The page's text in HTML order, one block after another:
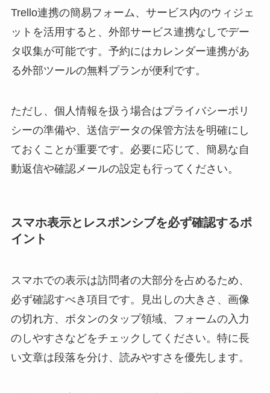
Trello連携の簡易フォーム、サービス内のウィジェ
ットを活用すると、外部サービス連携なしでデー
タ収集が可能です。予約にはカレンダー連携があ
る外部ツールの無料プランが便利です。
ただし、個人情報を扱う場合はプライバシーポリ
シーの準備や、送信データの保管方法を明確にし
ておくことが重要です。必要に応じて、簡易な自
動返信や確認メールの設定も行ってください。
スマホ表示とレスポンシブを必ず確認するポ
イント
スマホでの表示は訪問者の大部分を占めるため、
必ず確認すべき項目です。見出しの大きさ、画像
の切れ方、ボタンのタップ領域、フォームの入力
のしやすさなどをチェックしてください。特に長
い文章は段落を分け、読みやすさを優先します。